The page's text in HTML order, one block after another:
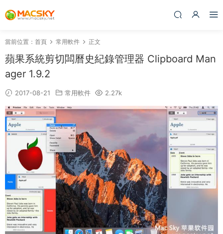
當前位置： 首頁 常用軟件 正文
蘋果系統剪切闆曆史紀錄管理器 Clipboard Man
ager 1.9.2
2017-08-21 常用軟件 2.27k